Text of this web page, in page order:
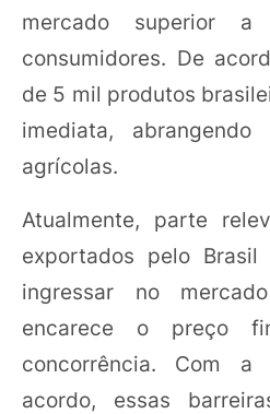
mercado superior
consumidores. De
de 5 mil produtos
imediata,
agrícolas.
Atualmente, parte
exportados pelo
ingressar no
encarece o preço
concorrência. Com a
acordo, essas